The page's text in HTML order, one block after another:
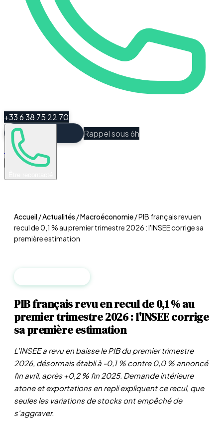
+33 6 38 75 22 70
Rappel sous 6h
Espace Client
Accueil/Actualités /Macroéconomie/PIB français revu en
recul de 0,1 % au premier trimestre 2026 : l'INSEE corrige sa
première estimation
PIB français revu en recul de 0,1 % au
premier trimestre 2026 : l'INSEE corrige
sa première estimation
L'INSEE a revu en baisse le PIB du premier trimestre
2026, désormais établi à -0,1 % contre 0,0 % annoncé
fin avril, après +0,2 % fin 2025. Demande intérieure
atone et exportations en repli expliquent ce recul, que
seules les variations de stocks ont empêché de
s'aggraver.